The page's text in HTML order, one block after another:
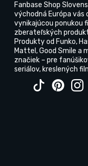
Fanbase Shop
východná Európa vás
vynikajúcou ponukou
zberateľských
Produkty od Funko,
Mattel, Good Smile a
značiek – pre
seriálov, kreslených